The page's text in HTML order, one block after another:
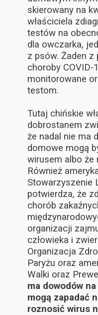
skierowany na
właściciela
testów na
dla owczarka,
z psów. Żaden
choroby COVID-
monitorowane
testom.
Tutaj chińskie
dobrostanem
że nadal nie ma
domowe mogą
wirusem albo że
Również
Stowarzyszenie
potwierdza, że
chorób
organizacji
człowieka i
Organizacja
Paryżu oraz
Walki oraz
ma dowodów
mogą zapadać
roznosić wirus